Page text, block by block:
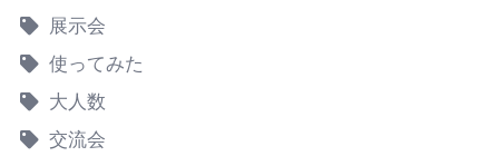
展示会
使ってみた
大人数
交流会